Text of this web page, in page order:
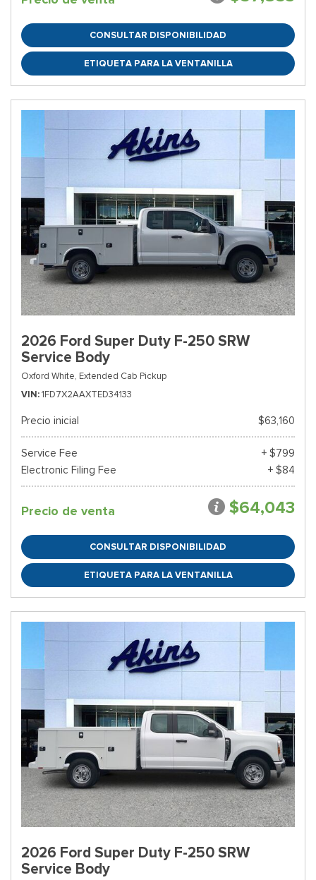
CONSULTAR DISPONIBILIDAD
ETIQUETA PARA LA VENTANILLA
2026 Ford Super Duty F-250 SRW
Service Body
Oxford White, Extended Cab Pickup
VIN 1FD7X2AAXTED34133
Precio inicial $63,160
Service Fee
+ $799
Electronic Filing Fee
+ $84
Precio de venta $64,043
CONSULTAR DISPONIBILIDAD
ETIQUETA PARA LA VENTANILLA
2026 Ford Super Duty F-250 SRW
Service Body